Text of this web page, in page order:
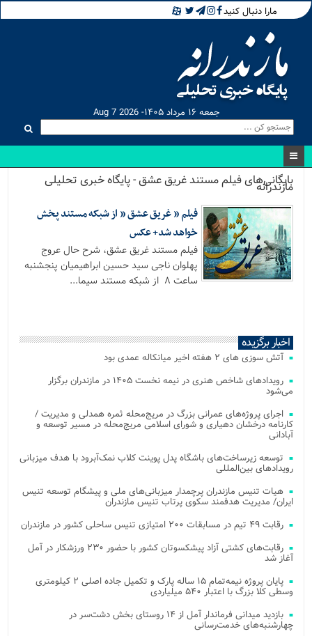
مارا دنبال کنید
جمعه ۱۶ مرداد ۱۴۰۵- Aug 7 2026
بایگانی‌های فیلم مستند غریق عشق - پایگاه خبری تحلیلی
مازندرانه
فیلم ” غریق عشق ” از شبکه مستند پخش
خواهد شد+ عکس
فیلم مستند غریق عشق، شرح حال عروج
پهلوان ناجی سید حسین ابراهیمیان پنجشنبه
ساعت ۸ از شبکه مستند سیما...
اخبار برگزیده
آتش‌ سوزی‌ های ۲ هفته اخیر میانکاله عمدی بود
رویدادهای شاخص هنری در نیمه نخست ۱۴۰۵ در مازندران برگزار
می‌شود
اجرای پروژه‌های عمرانی بزرگ در مریج‌محله ثمره همدلی و مدیریت /
کارنامه درخشان دهیاری و شورای اسلامی مریج‌محله در مسیر توسعه و
آبادانی
توسعه زیرساخت‌های باشگاه پدل پوینت کلاب نمک‌آبرود با هدف میزبانی
رویدادهای بین‌المللی
هیات تنیس مازندران پرچمدار میزبانی‌های ملی و پیشگام توسعه تنیس
ایران/ مدیریت هدفمند سکوی پرتاب تنیس مازندران
رقابت ۴۹ تیم در مسابقات ۲۰۰ امتیازی تنیس ساحلی کشور در مازندران
رقابت‌های کشتی آزاد پیشکسوتان کشور با حضور ۲۳۰ ورزشکار در آمل
آغاز شد
پایان پروژه نیمه‌تمام ۱۵ ساله پارک و تکمیل جاده اصلی ۲ کیلومتری
وسطی کلا بزرگ با اعتبار ۵۴۰ میلیاردی
بازدید میدانی فرماندار آمل از ۱۴ روستای بخش دشت‌سر در
چهارشنبه‌های خدمت‌رسانی